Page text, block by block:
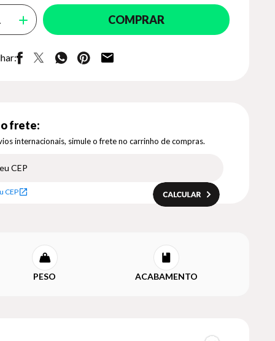
COMPRAR
frete:
internacionais, simule o frete no carrinho de compras.
CEP
PESO ACABAMENTO